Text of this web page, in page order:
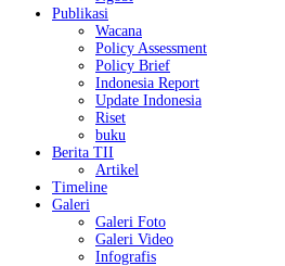
Publikasi
Wacana
Policy Assessment
Policy Brief
Indonesia Report
Update Indonesia
Riset
buku
Berita TII
Artikel
Timeline
Galeri
Galeri Foto
Galeri Video
Infografis